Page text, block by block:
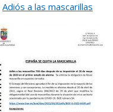
Adiós a las mascarillas